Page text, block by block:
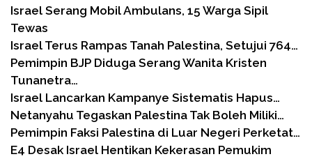
Israel Serang Mobil Ambulans, 15 Warga Sipil
Tewas
Israel Terus Rampas Tanah Palestina, Setujui 764…
Pemimpin BJP Diduga Serang Wanita Kristen
Tunanetra…
Israel Lancarkan Kampanye Sistematis Hapus…
Netanyahu Tegaskan Palestina Tak Boleh Miliki…
Pemimpin Faksi Palestina di Luar Negeri Perketat…
E4 Desak Israel Hentikan Kekerasan Pemukim